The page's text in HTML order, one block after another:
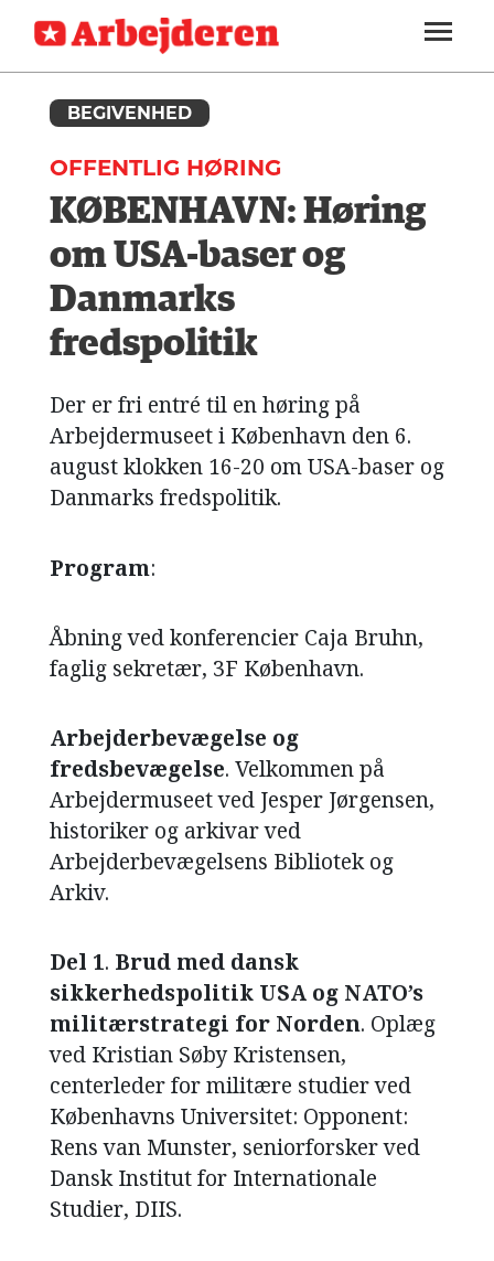
SEKTIONER
ARBEJDEREN
MENER
FAGLIGT
UDLAND
KULTUR
KALENDER
BLOGS
TIL
LÆSER
HISTORIE
SOUNDCLOUD
ABONNER
LOG IND
OM
ARBEJDEREN
BEGIVENHED
OFFENTLIG HØRING
KØBENHAVN: Høring
om USA-baser og
Danmarks
fredspolitik
Der er fri entré til en høring på
Arbejdermuseet i København den 6.
august klokken 16-20 om USA-baser og
Danmarks fredspolitik.
Program:
Åbning ved konferencier Caja Bruhn,
faglig sekretær, 3F København.
Arbejderbevægelse og
fredsbevægelse. Velkommen på
Arbejdermuseet ved Jesper Jørgensen,
historiker og arkivar ved
Arbejderbevægelsens Bibliotek og
Arkiv.
Del 1. Brud med dansk
sikkerhedspolitik USA og NATO’s
militærstrategi for Norden. Oplæg
ved Kristian Søby Kristensen,
centerleder for militære studier ved
Københavns Universitet: Opponent:
Rens van Munster, seniorforsker ved
Dansk Institut for Internationale
Studier, DIIS.